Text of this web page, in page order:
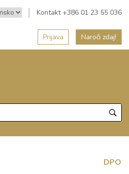
Kontakt +386 01 23 55 036
Prijava Naroči zdaj!
DPO